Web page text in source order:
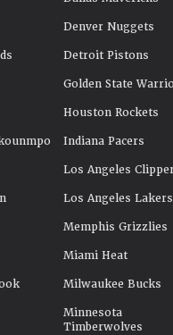
Denver Nuggets
Detroit Pistons
Golden State
Houston Rockets
Indiana Pacers
Los Angeles
Los Angeles Lakers
Memphis Grizzlies
Miami Heat
Milwaukee Bucks
Minnesota
Timberwolves